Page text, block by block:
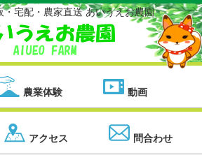
・宅配・農家直送 あいうえお農園
農業体験 動画
アクセス 問合わせ